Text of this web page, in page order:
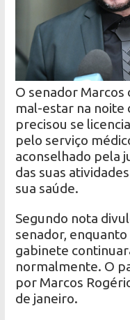
O senador Marcos
mal-estar na noite
precisou se
pelo serviço
aconselhado pela
das suas
sua saúde.
Segundo nota
senador,
gabinete
normalmente. O
por Marcos
de janeiro.